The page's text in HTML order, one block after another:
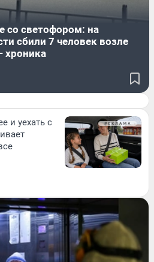
со светофором: на
сбили 7 человек возле
хроника
и уехать с